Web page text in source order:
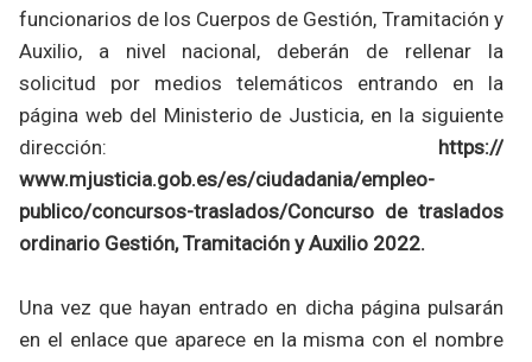
funcionarios de los Cuerpos de Gestión, Tramitación y
Auxilio, a nivel nacional, deberán de rellenar la
solicitud por medios telemáticos entrando en la
página web del Ministerio de Justicia, en la siguiente
dirección: https://
www.mjusticia.gob.es/es/ciudadania/empleo-
publico/concursos-traslados/Concurso de traslados
ordinario Gestión, Tramitación y Auxilio 2022.
Una vez que hayan entrado en dicha página pulsarán
en el enlace que aparece en la misma con el nombre